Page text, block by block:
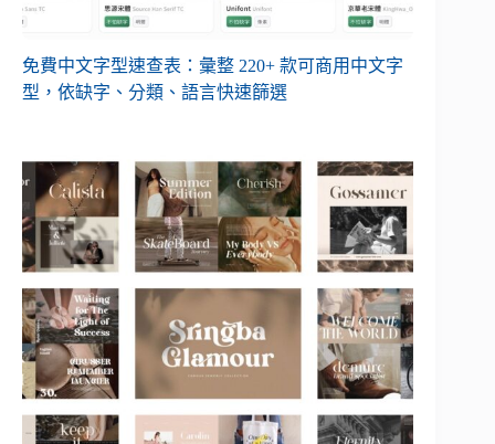
免費中文字型速查表：彙整 220+ 款可商用中文字
型，依缺字、分類、語言快速篩選